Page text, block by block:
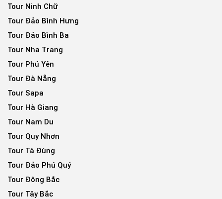
Tour Ninh Chữ
Tour Đảo Bình Hưng
Tour Đảo Bình Ba
Tour Nha Trang
Tour Phú Yên
Tour Đà Nẵng
Tour Sapa
Tour Hà Giang
Tour Nam Du
Tour Quy Nhơn
Tour Tà Đùng
Tour Đảo Phú Quý
Tour Đông Bắc
Tour Tây Bắc